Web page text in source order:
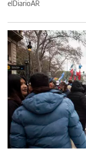
elDiarioAR